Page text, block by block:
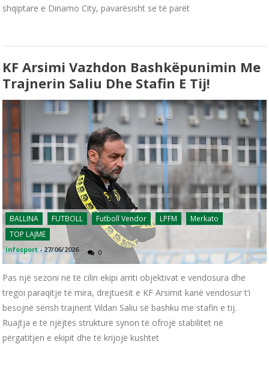
shqiptare e Dinamo City, pavarësisht se të parët
KF Arsimi Vazhdon Bashkëpunimin Me
Trajnerin Saliu Dhe Stafin E Tij!
BALLINA FUTBOLL Futboll Vendor LPFM
Merkato
TOP LAJME
infosport -27/06/2026 0
Pas një sezoni në të cilin ekipi arriti objektivat e vendosura dhe
tregoi paraqitje të mira, drejtuesit e KF Arsimit kanë vendosur t’i
besojnë sërish trajnerit Vildan Saliu së bashku me stafin e tij.
Ruajtja e të njëjtës strukturë synon të ofrojë stabilitet në
përgatitjen e ekipit dhe të krijojë kushtet